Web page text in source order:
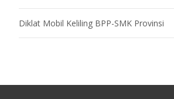
Diklat Mobil Keliling BPP-SMK Provinsi